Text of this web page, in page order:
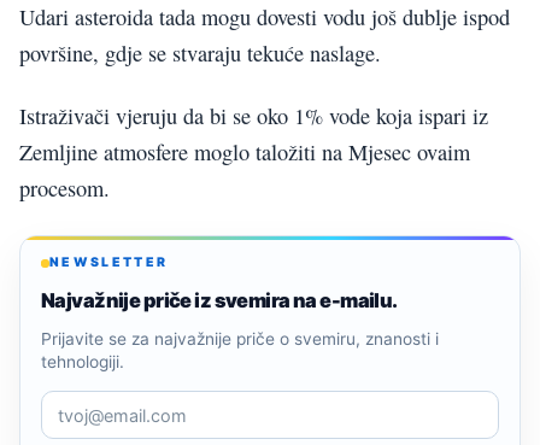
Udari asteroida tada mogu dovesti vodu još dublje ispod
površine, gdje se stvaraju tekuće naslage.
Istraživači vjeruju da bi se oko 1% vode koja ispari iz
Zemljine atmosfere moglo taložiti na Mjesec ovaim
procesom.
NEWSLETTER
Najvažnije priče iz svemira na e-mailu.
Prijavite se za najvažnije priče o svemiru, znanosti i
tehnologiji.